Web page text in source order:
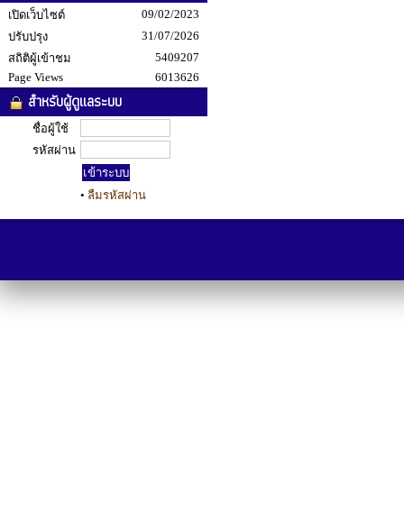
เปิดเว็บไซต์
09/02/2023
ปรับปรุง
31/07/2026
สถิติผู้เข้าชม
5409207
Page Views
6013626
สำหรับผู้ดูแลระบบ
ชื่อผู้ใช้
รหัสผ่าน
• ลืมรหัสผ่าน